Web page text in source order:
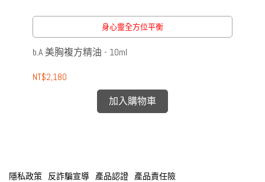
身心靈全方位平衡
b.A 美胸複方精油 - 10ml
NT$2,180
加入購物車
隱私政策 反詐騙宣導 產品認證 產品責任險